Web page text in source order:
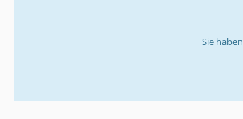
Sie